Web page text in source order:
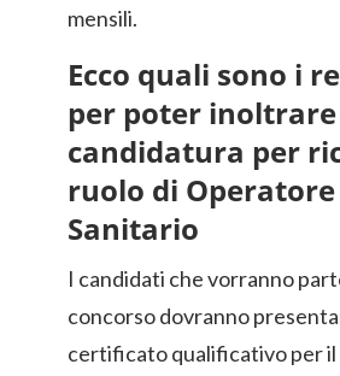
mensili.
Ecco quali sono i
per poter
candidatura per
ruolo di Operatore
Sanitario
I candidati che vorranno
concorso dovranno
certificato qualificativo per il